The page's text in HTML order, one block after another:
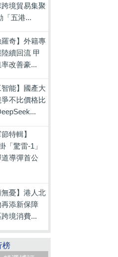
境貿易集聚
「五港...
羅奇】外籍專
續回流 甲
改善豪...
智能】國產大
不比價格比
節特輯】
「驚雷-1」
導彈首公
無憂】港人北
再添新保障
境消費...
榜